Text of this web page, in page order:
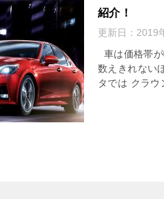
紹介！
更新日： 2019
車は価格帯
数えきれない
タでは クラ